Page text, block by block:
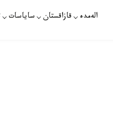
الەمدە قازاقستان ساياسات